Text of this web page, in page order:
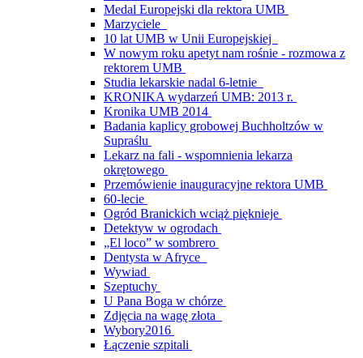
Medal Europejski dla rektora UMB
Marzyciele
10 lat UMB w Unii Europejskiej
W nowym roku apetyt nam rośnie - rozmowa z
rektorem UMB
Studia lekarskie nadal 6-letnie
KRONIKA wydarzeń UMB: 2013 r.
Kronika UMB 2014
Badania kaplicy grobowej Buchholtzów w
Supraślu
Lekarz na fali - wspomnienia lekarza
okrętowego
Przemówienie inauguracyjne rektora UMB
60-lecie
Ogród Branickich wciąż pięknieje
Detektyw w ogrodach
„El loco” w sombrero
Dentysta w Afryce
Wywiad
Szeptuchy
U Pana Boga w chórze
Zdjęcia na wagę złota
Wybory2016
Łączenie szpitali